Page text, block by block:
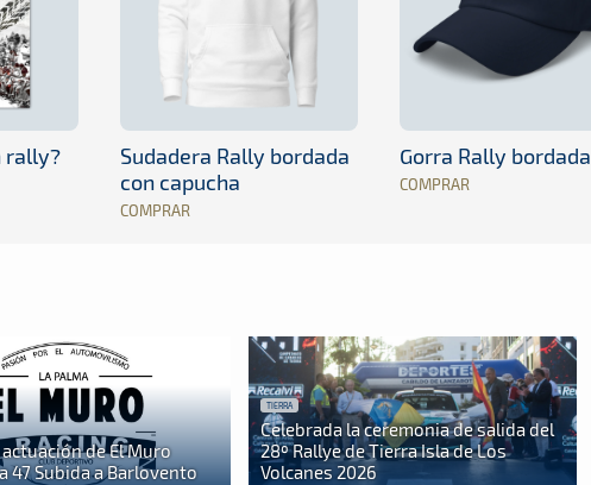
rally?
Sudadera Rally bordada
con capucha
COMPRAR
Gorra Rally bordada
COMPRAR
de El Muro
47 Subida a Barlovento
TIERRA
Celebrada la ceremonia de salida del
28º Rallye de Tierra Isla de Los
Volcanes 2026